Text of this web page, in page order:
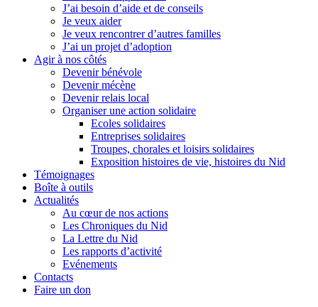
J’ai besoin d’aide et de conseils
Je veux aider
Je veux rencontrer d’autres familles
J’ai un projet d’adoption
Agir à nos côtés
Devenir bénévole
Devenir mécène
Devenir relais local
Organiser une action solidaire
Ecoles solidaires
Entreprises solidaires
Troupes, chorales et loisirs solidaires
Exposition histoires de vie, histoires du Nid
Témoignages
Boîte à outils
Actualités
Au cœur de nos actions
Les Chroniques du Nid
La Lettre du Nid
Les rapports d’activité
Evénements
Contacts
Faire un don